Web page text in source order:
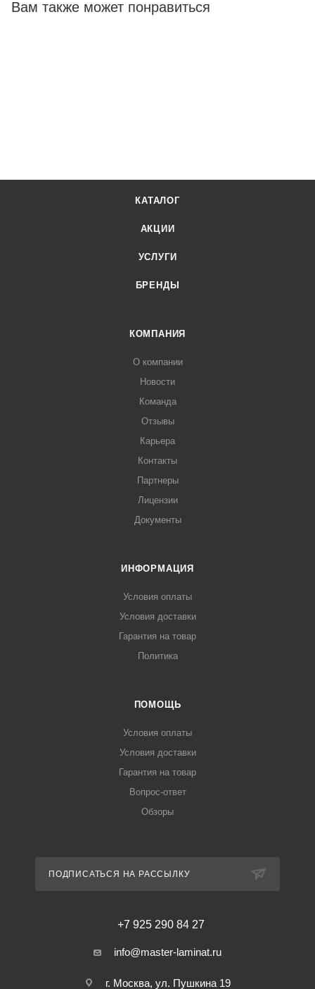
Вам также может понравиться
КАТАЛОГ
АКЦИИ
УСЛУГИ
БРЕНДЫ
КОМПАНИЯ
О компании
Новости
Команда
Отзывы
Карьера
Контакты
Партнеры
Лицензии
Документы
ИНФОРМАЦИЯ
Условия оплаты
Условия доставки
Гарантия на товар
Политика
ПОМОЩЬ
Условия оплаты
Условия доставки
Гарантия на товар
Вопрос-ответ
Обзоры
ПОДПИСАТЬСЯ НА РАССЫЛКУ
+7 925 290 84 27
info@master-laminat.ru
г. Москва, ул. Пушкина 19